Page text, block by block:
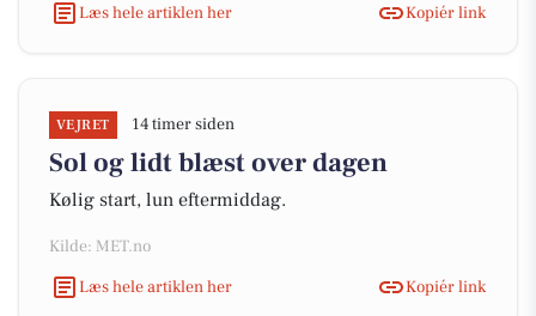
Læs hele artiklen her
Kopiér link
VEJRET 14 timer siden
Sol og lidt blæst over dagen
Kølig start, lun eftermiddag.
Kilde: MET.no
Læs hele artiklen her
Kopiér link